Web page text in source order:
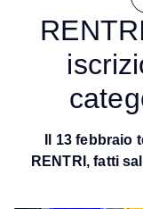
Il 13 febbraio
RENTRI, fatti